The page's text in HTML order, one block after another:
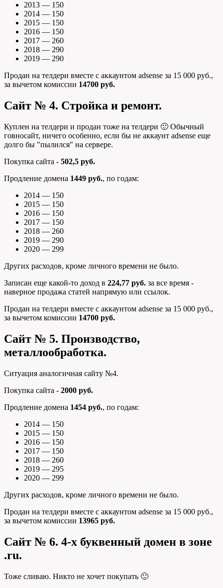
2013 — 150
2014 — 150
2015 — 150
2016 — 150
2017 — 260
2018 — 290
2019 — 290
Продан на телдери вместе с аккаунтом adsense за 15 000 руб.,
за вычетом комиссии 14700 руб.
Сайт № 4. Стройка и ремонт.
Куплен на телдери и продан тоже на телдери 🙂 Обычный
говносайт, ничего особенно, если бы не аккаунт adsense еще
долго бы "пылился" на сервере.
Покупка сайта - 502,5 руб.
Продление домена 1449 руб., по годам:
2014 — 150
2015 — 150
2016 — 150
2017 — 150
2018 — 260
2019 — 290
2020 — 299
Других расходов, кроме личного времени не было.
Записан еще какой-то доход в 224,77 руб. за все время -
наверное продажа статей напрямую или ссылок.
Продан на телдери вместе с аккаунтом adsense за 15 000 руб.,
за вычетом комиссии 14700 руб.
Сайт № 5. Производство,
металлообработка.
Ситуация аналогичная сайту №4.
Покупка сайта - 2000 руб.
Продление домена 1454 руб., по годам:
2014 — 150
2015 — 150
2016 — 150
2017 — 150
2018 — 260
2019 — 295
2020 — 299
Других расходов, кроме личного времени не было.
Продан на телдери вместе с аккаунтом adsense за 15 000 руб.,
за вычетом комиссии 13965 руб.
Сайт № 6. 4-х буквенный домен в зоне
.ru.
Тоже сливаю. Никто не хочет покупать 🙂